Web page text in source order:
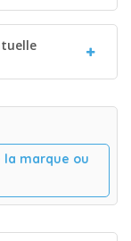
marque ou